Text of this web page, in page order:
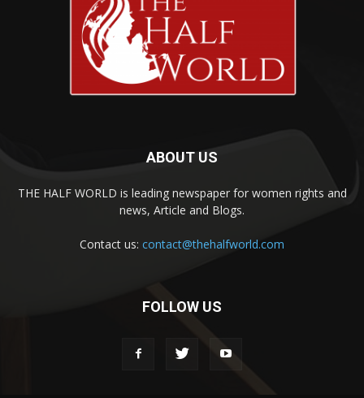
ABOUT US
THE HALF WORLD is leading newspaper for women rights and
news, Article and Blogs.
Contact us: contact@thehalfworld.com
FOLLOW US